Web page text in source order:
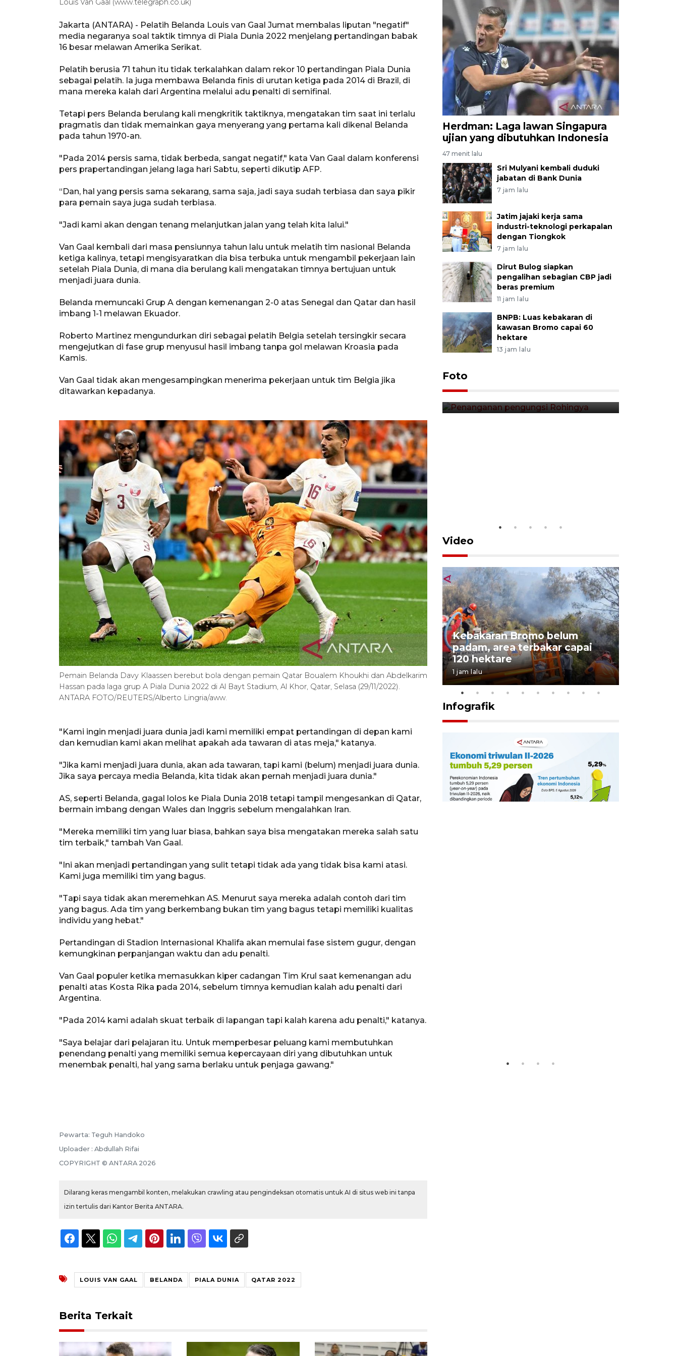
Louis Van Gaal (www.telegraph.co.uk)
Jakarta (ANTARA) - Pelatih Belanda Louis van Gaal Jumat membalas liputan "negatif"
media negaranya soal taktik timnya di Piala Dunia 2022 menjelang pertandingan babak
16 besar melawan Amerika Serikat.
Pelatih berusia 71 tahun itu tidak terkalahkan dalam rekor 10 pertandingan Piala Dunia
sebagai pelatih. Ia juga membawa Belanda finis di urutan ketiga pada 2014 di Brazil, di
mana mereka kalah dari Argentina melalui adu penalti di semifinal.
Tetapi pers Belanda berulang kali mengkritik taktiknya, mengatakan tim saat ini terlalu
pragmatis dan tidak memainkan gaya menyerang yang pertama kali dikenal Belanda
pada tahun 1970-an.
"Pada 2014 persis sama, tidak berbeda, sangat negatif," kata Van Gaal dalam konferensi
pers prapertandingan jelang laga hari Sabtu, seperti dikutip AFP.
“Dan, hal yang persis sama sekarang, sama saja, jadi saya sudah terbiasa dan saya pikir
para pemain saya juga sudah terbiasa.
"Jadi kami akan dengan tenang melanjutkan jalan yang telah kita lalui."
Van Gaal kembali dari masa pensiunnya tahun lalu untuk melatih tim nasional Belanda
ketiga kalinya, tetapi mengisyaratkan dia bisa terbuka untuk mengambil pekerjaan lain
setelah Piala Dunia, di mana dia berulang kali mengatakan timnya bertujuan untuk
menjadi juara dunia.
Belanda memuncaki Grup A dengan kemenangan 2-0 atas Senegal dan Qatar dan hasil
imbang 1-1 melawan Ekuador.
Roberto Martinez mengundurkan diri sebagai pelatih Belgia setelah tersingkir secara
mengejutkan di fase grup menyusul hasil imbang tanpa gol melawan Kroasia pada
Kamis.
Van Gaal tidak akan mengesampingkan menerima pekerjaan untuk tim Belgia jika
ditawarkan kepadanya.
Pemain Belanda Davy Klaassen berebut bola dengan pemain Qatar Boualem Khoukhi dan Abdelkarim
Hassan pada laga grup A Piala Dunia 2022 di Al Bayt Stadium, Al Khor, Qatar, Selasa (29/11/2022).
ANTARA FOTO/REUTERS/Alberto Lingria/aww.
"Kami ingin menjadi juara dunia jadi kami memiliki empat pertandingan di depan kami
dan kemudian kami akan melihat apakah ada tawaran di atas meja," katanya.
"Jika kami menjadi juara dunia, akan ada tawaran, tapi kami (belum) menjadi juara dunia.
Jika saya percaya media Belanda, kita tidak akan pernah menjadi juara dunia."
AS, seperti Belanda, gagal lolos ke Piala Dunia 2018 tetapi tampil mengesankan di Qatar,
bermain imbang dengan Wales dan Inggris sebelum mengalahkan Iran.
"Mereka memiliki tim yang luar biasa, bahkan saya bisa mengatakan mereka salah satu
tim terbaik," tambah Van Gaal.
"Ini akan menjadi pertandingan yang sulit tetapi tidak ada yang tidak bisa kami atasi.
Kami juga memiliki tim yang bagus.
"Tapi saya tidak akan meremehkan AS. Menurut saya mereka adalah contoh dari tim
yang bagus. Ada tim yang berkembang bukan tim yang bagus tetapi memiliki kualitas
individu yang hebat."
Pertandingan di Stadion Internasional Khalifa akan memulai fase sistem gugur, dengan
kemungkinan perpanjangan waktu dan adu penalti.
Van Gaal populer ketika memasukkan kiper cadangan Tim Krul saat kemenangan adu
penalti atas Kosta Rika pada 2014, sebelum timnya kemudian kalah adu penalti dari
Argentina.
"Pada 2014 kami adalah skuat terbaik di lapangan tapi kalah karena adu penalti," katanya.
"Saya belajar dari pelajaran itu. Untuk memperbesar peluang kami membutuhkan
penendang penalti yang memiliki semua kepercayaan diri yang dibutuhkan untuk
menembak penalti, hal yang sama berlaku untuk penjaga gawang."
Pewarta: Teguh Handoko
Uploader : Abdullah Rifai
COPYRIGHT © ANTARA 2026
Dilarang keras mengambil konten, melakukan crawling atau pengindeksan otomatis untuk AI di situs web ini tanpa
izin tertulis dari Kantor Berita ANTARA.
LOUIS VAN GAAL BELANDA PIALA DUNIA QATAR 2022
Berita Terkait
Herdman: Laga lawan Singapura
ujian yang dibutuhkan Indonesia
47 menit lalu
Sri Mulyani kembali duduki
jabatan di Bank Dunia
7 jam lalu
Jatim jajaki kerja sama
industri-teknologi perkapalan
dengan Tiongkok
7 jam lalu
Dirut Bulog siapkan
pengalihan sebagian CBP jadi
beras premium
11 jam lalu
BNPB: Luas kebakaran di
kawasan Bromo capai 60
hektare
13 jam lalu
Foto
Ponorogo Creative Festival
(PCF) 2026
5 Agustus 2026 22:05
Penanganan pengungsi
Rohingya
Video
Sapi 1,4 ton asal Bondowoso
siap bersaing di Piala
Presiden 2026
5 Agustus 2026 08:00
Kebakaran Bromo belum
padam, area terbakar capai
120 hektare
1 jam lalu
Infografik
Memberantas kejahatan
2026-08-05 18:00:00